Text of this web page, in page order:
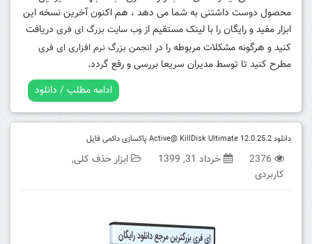
محصول دوست داشتنی به شما می دهد ، هم اکنون آخرین نسخه این
ابزار مفید و رایگان را با لینک مستقیم از وب سایت بزرگ ای فری دریافت
کنید و هرگونه مشکلات مربوطه را در انجمن بزرگ نرم افزاری ای فری
مطرح کنید تا توسط مدیران سریعا بررسی و رفع گردد.
ادامه مطلب / دانلود
دانلود Active@ KillDisk Ultimate 12.0.25.2 پاکسازی دائمی فایل
2376 خرداد 31, 1399 ابزار حذف کلی,
کاربردی